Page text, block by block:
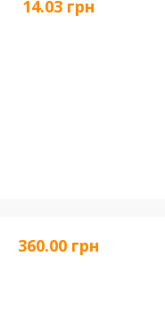
14.03 грн
360.00 грн